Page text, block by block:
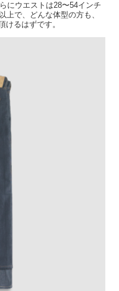
にウエストは28〜54インチ
上で、どんな体型の方も、
けるはずです。